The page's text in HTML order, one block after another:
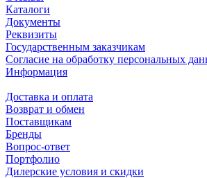
Каталоги
Документы
Реквизиты
Государственным заказчикам
Согласие на обработку персональных
Информация
Доставка и оплата
Возврат и обмен
Поставщикам
Бренды
Вопрос-ответ
Портфолио
Дилерские условия и скидки